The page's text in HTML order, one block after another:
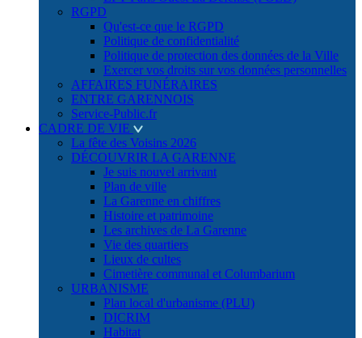
RGPD
Qu'est-ce que le RGPD
Politique de confidentialité
Politique de protection des données de la Ville
Exercer vos droits sur vos données personnelles
AFFAIRES FUNÉRAIRES
ENTRE GARENNOIS
Service-Public.fr
CADRE DE VIE
La fête des Voisins 2026
DÉCOUVRIR LA GARENNE
Je suis nouvel arrivant
Plan de ville
La Garenne en chiffres
Histoire et patrimoine
Les archives de La Garenne
Vie des quartiers
Lieux de cultes
Cimetière communal et Columbarium
URBANISME
Plan local d'urbanisme (PLU)
DICRIM
Habitat